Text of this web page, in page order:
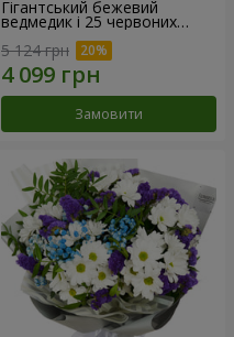
Гігантський бежевий
ведмедик і 25 червоних
троянд
5 124 грн
Замовити